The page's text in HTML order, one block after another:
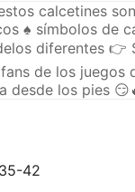
calcetines
♠️ símbolos
diferentes
de los
desde los pies